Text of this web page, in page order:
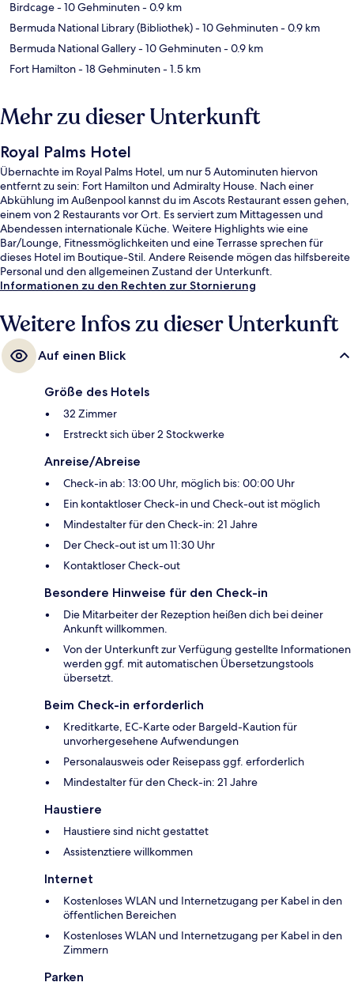
Birdcage- 10 Gehminuten- 0.9 km
Bermuda National Library (Bibliothek)- 10 Gehminuten- 0.9 km
Bermuda National Gallery- 10 Gehminuten- 0.9 km
Fort Hamilton- 18 Gehminuten- 1.5 km
Mehr zu dieser Unterkunft
Royal Palms Hotel
Übernachte im Royal Palms Hotel, um nur 5 Autominuten hiervon
entfernt zu sein: Fort Hamilton und Admiralty House. Nach einer
Abkühlung im Außenpool kannst du im Ascots Restaurant essen gehen,
einem von 2 Restaurants vor Ort. Es serviert zum Mittagessen und
Abendessen internationale Küche. Weitere Highlights wie eine
Bar/Lounge, Fitnessmöglichkeiten und eine Terrasse sprechen für
dieses Hotel im Boutique-Stil. Andere Reisende mögen das hilfsbereite
Personal und den allgemeinen Zustand der Unterkunft.
Informationen zu den Rechten zur Stornierung
Weitere Infos zu dieser Unterkunft
Auf einen Blick
Größe des Hotels
32 Zimmer
Erstreckt sich über 2 Stockwerke
Anreise/Abreise
Check-in ab: 13:00 Uhr, möglich bis: 00:00 Uhr
Ein kontaktloser Check-in und Check-out ist möglich
Mindestalter für den Check-in: 21 Jahre
Der Check-out ist um 11:30 Uhr
Kontaktloser Check-out
Besondere Hinweise für den Check-in
Die Mitarbeiter der Rezeption heißen dich bei deiner
Ankunft willkommen.
Von der Unterkunft zur Verfügung gestellte Informationen
werden ggf. mit automatischen Übersetzungstools
übersetzt.
Beim Check-in erforderlich
Kreditkarte, EC-Karte oder Bargeld-Kaution für
unvorhergesehene Aufwendungen
Personalausweis oder Reisepass ggf. erforderlich
Mindestalter für den Check-in: 21 Jahre
Haustiere
Haustiere sind nicht gestattet
Assistenztiere willkommen
Internet
Kostenloses WLAN und Internetzugang per Kabel in den
öffentlichen Bereichen
Kostenloses WLAN und Internetzugang per Kabel in den
Zimmern
Parken